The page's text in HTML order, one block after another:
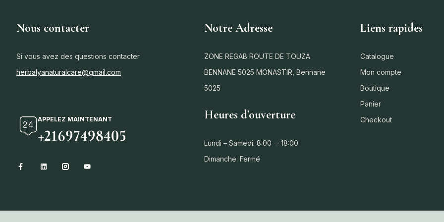
Nous contacter
Si vous avez des questions contacter
herbalyanaturalcare@gmail.com
APPELEZ MAINTENANT
+21697498405
Notre Adresse
ZONE REGAB ROUTE DE TOUZA
BENNANE 5025 MONASTIR, Bennane
5025
Heures d'ouverture
Lundi – Samedi: 8:00 – 18:00
Dimanche: Fermé
Liens rapides
Catalogue
Mon compte
Boutique
Panier
Checkout